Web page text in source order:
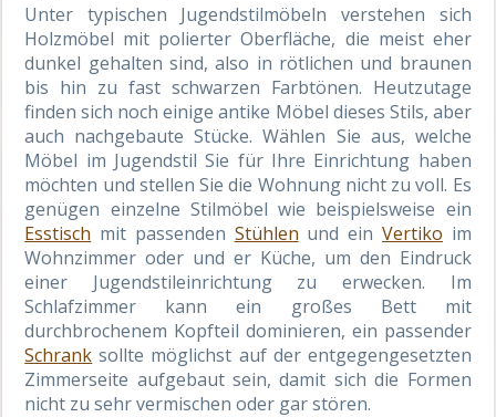
Unter typischen Jugendstilmöbeln verstehen sich
Holzmöbel mit polierter Oberfläche, die meist eher
dunkel gehalten sind, also in rötlichen und braunen
bis hin zu fast schwarzen Farbtönen. Heutzutage
finden sich noch einige antike Möbel dieses Stils, aber
auch nachgebaute Stücke. Wählen Sie aus, welche
Möbel im Jugendstil Sie für Ihre Einrichtung haben
möchten und stellen Sie die Wohnung nicht zu voll. Es
genügen einzelne Stilmöbel wie beispielsweise ein
Esstisch mit passenden Stühlen und ein Vertiko im
Wohnzimmer oder und er Küche, um den Eindruck
einer Jugendstileinrichtung zu erwecken. Im
Schlafzimmer kann ein großes Bett mit
durchbrochenem Kopfteil dominieren, ein passender
Schrank sollte möglichst auf der entgegengesetzten
Zimmerseite aufgebaut sein, damit sich die Formen
nicht zu sehr vermischen oder gar stören.